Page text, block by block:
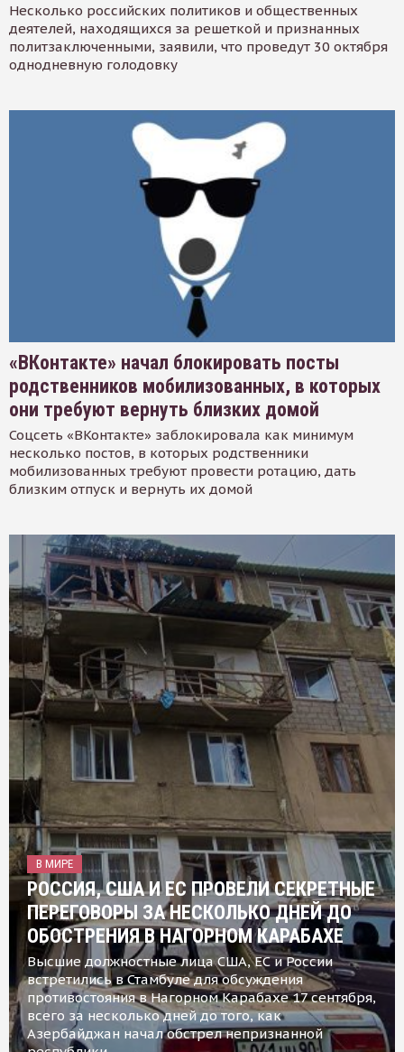
Несколько российских политиков и общественных
деятелей, находящихся за решеткой и признанных
политзаключенными, заявили, что проведут 30 октября
однодневную голодовку
«ВКонтакте» начал блокировать посты
родственников мобилизованных, в которых
они требуют вернуть близких домой
Соцсеть «ВКонтакте» заблокировала как минимум
несколько постов, в которых родственники
мобилизованных требуют провести ротацию, дать
близким отпуск и вернуть их домой
В МИРЕ
РОССИЯ, США И ЕС ПРОВЕЛИ СЕКРЕТНЫЕ
ПЕРЕГОВОРЫ ЗА НЕСКОЛЬКО ДНЕЙ ДО
ОБОСТРЕНИЯ В НАГОРНОМ КАРАБАХЕ
Высшие должностные лица США, ЕС и России
встретились в Стамбуле для обсуждения
противостояния в Нагорном Карабахе 17 сентября,
всего за несколько дней до того, как
Азербайджан начал обстрел непризнанной